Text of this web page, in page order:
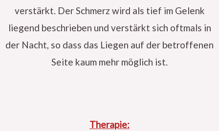
verstärkt. Der Schmerz wird als tief im Gelenk
liegend beschrieben und verstärkt sich oftmals in
der Nacht, so dass das Liegen auf der betroffenen
Seite kaum mehr möglich ist.
Therapie: